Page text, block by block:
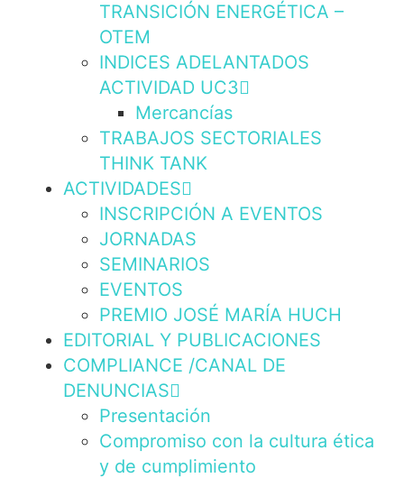
TRANSICIÓN ENERGÉTICA –
OTEM
INDICES ADELANTADOS
ACTIVIDAD UC3
Mercancías
TRABAJOS SECTORIALES
THINK TANK
ACTIVIDADES
INSCRIPCIÓN A EVENTOS
JORNADAS
SEMINARIOS
EVENTOS
PREMIO JOSÉ MARÍA HUCH
EDITORIAL Y PUBLICACIONES
COMPLIANCE /CANAL DE
DENUNCIAS
Presentación
Compromiso con la cultura ética
y de cumplimiento